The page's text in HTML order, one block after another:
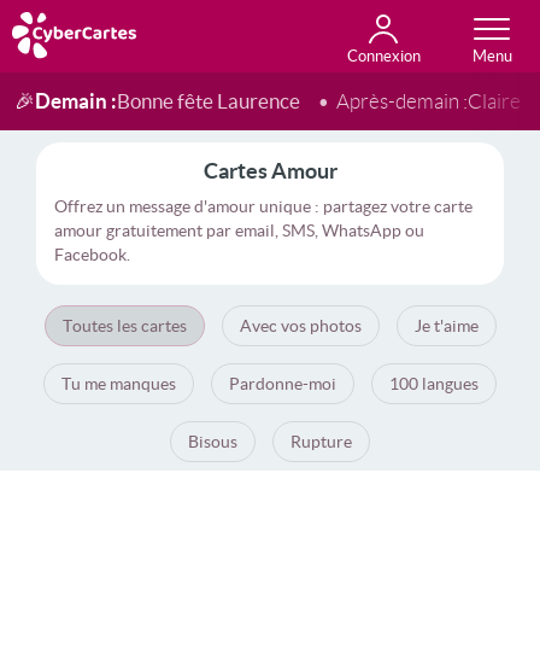
Connexion
Anniversaire
Fête du jour
Amour
Amitié
Merci
Toutes les cartes
🎉Demain :Bonne fête Laurence Après-demain :Claire
Cartes Amour
Offrez un message d'amour unique : partagez votre carte
amour gratuitement par email, SMS, WhatsApp ou
Facebook.
Toutes les cartes Avec vos photos Je t'aime
Tu me manques Pardonne-moi 100 langues
Bisous Rupture